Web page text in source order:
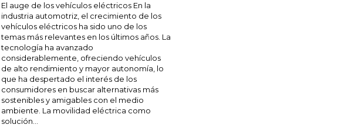
El auge de los vehículos eléctricos En la
industria automotriz, el crecimiento de los
vehículos eléctricos ha sido uno de los
temas más relevantes en los últimos años. La
tecnología ha avanzado
considerablemente, ofreciendo vehículos
de alto rendimiento y mayor autonomía, lo
que ha despertado el interés de los
consumidores en buscar alternativas más
sostenibles y amigables con el medio
ambiente. La movilidad eléctrica como
solución...